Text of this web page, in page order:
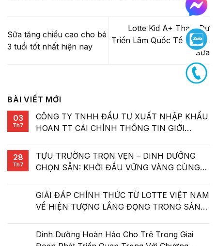
Sữa tăng chiều cao cho bé
3 tuổi tốt nhất hiện nay
Lotte Kid A+ Tham Dự
Triển Lãm Quốc Tế Ngành
Sữa
BÀI VIẾT MỚI
03
Th7
CÔNG TY TNHH ĐẦU TƯ XUẤT NHẬP KHẨU
HOAN TT CẢI CHÍNH THÔNG TIN GIỚI
28
Th7
TỰU TRƯỜNG TRỌN VẸN – DINH DƯỠNG
CHỌN SẴN: KHỞI ĐẦU VỮNG VÀNG CÙNG
GIẢI ĐÁP CHÍNH THỨC TỪ LOTTE VIỆT NAM
VỀ HIỆN TƯỢNG LẮNG ĐỌNG TRONG SẢN
Dinh Dưỡng Hoàn Hảo Cho Trẻ Trong Giai